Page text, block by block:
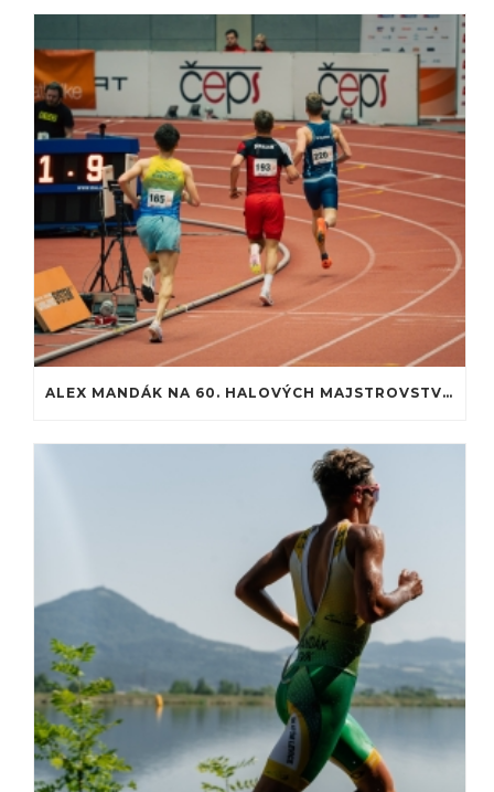
ALEX MANDÁK NA 60. HALOVÝCH MAJSTROVSTVÁCH SLOVENSKA: PREMIÉRA NA ATLETICKEJ DRÁHE